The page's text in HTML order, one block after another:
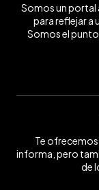
Somos un
para reflejar a
Somos el punto
Te
informa, pero
de